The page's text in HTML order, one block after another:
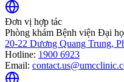
Đơn vị hợp tác
Phòng khám Bệnh viện Đại
20-22 Dương Quang Trung,
Hotline: 1900 6923
Email: